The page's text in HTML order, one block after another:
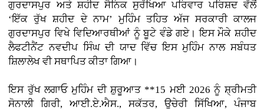
ਗੁਰਦਾਸਪੁਰ ਅਤੇ ਸ਼ਹੀਦ ਸੈਨਿਕ ਸੁਰੱਖਿਆ ਪਰਿਵਾਰ ਪਰਿਸ਼ਦ ਵੱਲੋਂ
‘ਇੱਕ ਰੁੱਖ ਸ਼ਹੀਦ ਦੇ ਨਾਮ’ ਮੁਹਿੰਮ ਤਹਿਤ ਅੱਜ ਸਰਕਾਰੀ ਕਾਲਜ
ਗੁਰਦਾਸਪੁਰ ਵਿਖੇ ਵਿਦਿਆਰਥੀਆਂ ਨੂੰ ਬੂਟੇ ਵੰਡੇ ਗਏ। ਇਸ ਮੌਕੇ ਸ਼ਹੀਦ
ਲੈਫਟੀਨੈਂਟ ਨਵਦੀਪ ਸਿੰਘ ਦੀ ਯਾਦ ਵਿੱਚ ਇਸ ਮੁਹਿੰਮ ਨਾਲ ਸਬੰਧਤ
ਸ਼ਿਲਾਲੇਖ ਵੀ ਸਥਾਪਿਤ ਕੀਤਾ ਗਿਆ।
ਇਸ ਰੁੱਖ ਲਗਾਓ ਮੁਹਿੰਮ ਦੀ ਸ਼ੁਰੂਆਤ **15 ਮਈ 2026 ਨੂੰ ਸ਼੍ਰੀਮਤੀ
ਸੋਨਾਲੀ ਗਿਰੀ, ਆਈ.ਏ.ਐਸ., ਸਕੱਤਰ, ਉਚੇਰੀ ਸਿੱਖਿਆ, ਪੰਜਾਬ